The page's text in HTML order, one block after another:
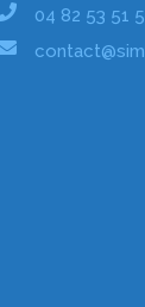
04 82 53 51